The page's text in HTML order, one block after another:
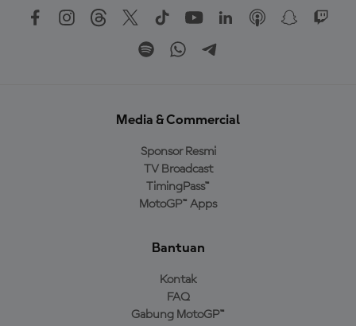
Media & Commercial
Sponsor Resmi
TV Broadcast
TimingPass™
MotoGP™ Apps
Bantuan
Kontak
FAQ
Gabung MotoGP™